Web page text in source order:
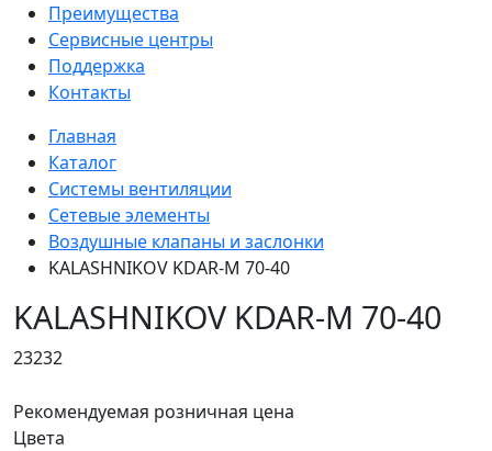
Преимущества
Сервисные центры
Поддержка
Контакты
Главная
Каталог
Системы вентиляции
Сетевые элементы
Воздушные клапаны и заслонки
KALASHNIKOV KDAR-M 70-40
KALASHNIKOV KDAR-M 70-40
23232
Рекомендуемая розничная цена
Цвета